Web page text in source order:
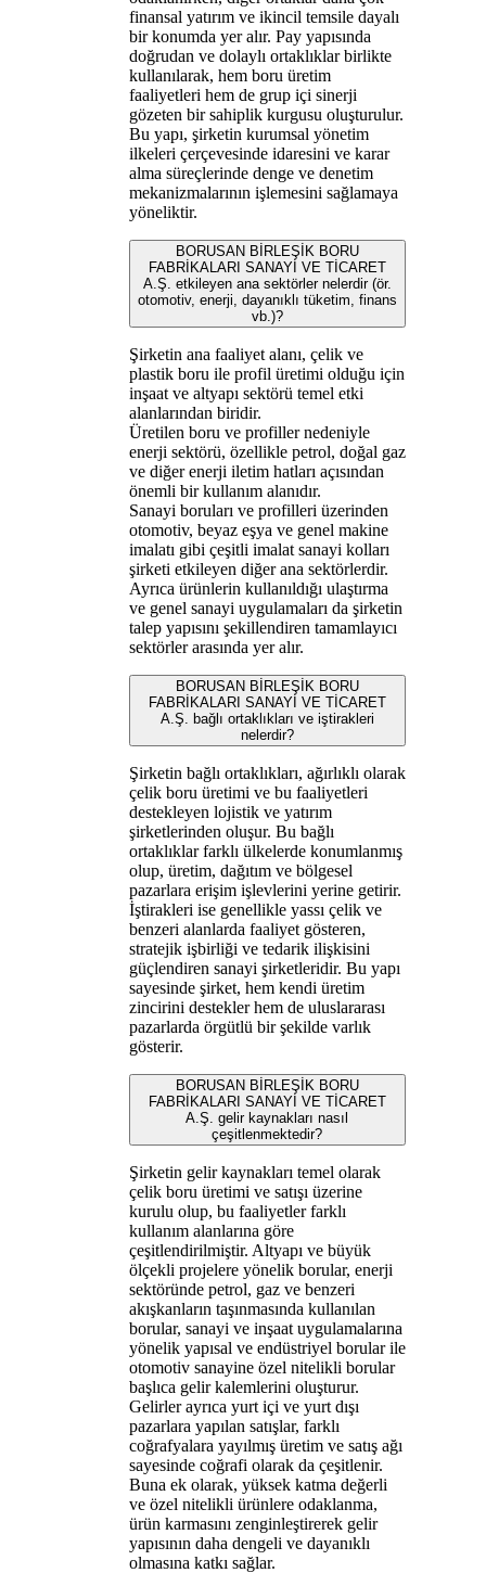
finansal yatırım ve ikincil temsile dayalı
bir konumda yer alır. Pay yapısında
doğrudan ve dolaylı ortaklıklar birlikte
kullanılarak, hem boru üretim
faaliyetleri hem de grup içi sinerji
gözeten bir sahiplik kurgusu oluşturulur.
Bu yapı, şirketin kurumsal yönetim
ilkeleri çerçevesinde idaresini ve karar
alma süreçlerinde denge ve denetim
mekanizmalarının işlemesini sağlamaya
yöneliktir.
BORUSAN BİRLEŞİK BORU
FABRİKALARI SANAYİ VE TİCARET
A.Ş. etkileyen ana sektörler nelerdir (ör.
otomotiv, enerji, dayanıklı tüketim, finans
vb.)?
Şirketin ana faaliyet alanı, çelik ve
plastik boru ile profil üretimi olduğu için
inşaat ve altyapı sektörü temel etki
alanlarından biridir.
Üretilen boru ve profiller nedeniyle
enerji sektörü, özellikle petrol, doğal gaz
ve diğer enerji iletim hatları açısından
önemli bir kullanım alanıdır.
Sanayi boruları ve profilleri üzerinden
otomotiv, beyaz eşya ve genel makine
imalatı gibi çeşitli imalat sanayi kolları
şirketi etkileyen diğer ana sektörlerdir.
Ayrıca ürünlerin kullanıldığı ulaştırma
ve genel sanayi uygulamaları da şirketin
talep yapısını şekillendiren tamamlayıcı
sektörler arasında yer alır.
BORUSAN BİRLEŞİK BORU
FABRİKALARI SANAYİ VE TİCARET
A.Ş. bağlı ortaklıkları ve iştirakleri
nelerdir?
Şirketin bağlı ortaklıkları, ağırlıklı olarak
çelik boru üretimi ve bu faaliyetleri
destekleyen lojistik ve yatırım
şirketlerinden oluşur. Bu bağlı
ortaklıklar farklı ülkelerde konumlanmış
olup, üretim, dağıtım ve bölgesel
pazarlara erişim işlevlerini yerine getirir.
İştirakleri ise genellikle yassı çelik ve
benzeri alanlarda faaliyet gösteren,
stratejik işbirliği ve tedarik ilişkisini
güçlendiren sanayi şirketleridir. Bu yapı
sayesinde şirket, hem kendi üretim
zincirini destekler hem de uluslararası
pazarlarda örgütlü bir şekilde varlık
gösterir.
BORUSAN BİRLEŞİK BORU
FABRİKALARI SANAYİ VE TİCARET
A.Ş. gelir kaynakları nasıl
çeşitlenmektedir?
Şirketin gelir kaynakları temel olarak
çelik boru üretimi ve satışı üzerine
kurulu olup, bu faaliyetler farklı
kullanım alanlarına göre
çeşitlendirilmiştir. Altyapı ve büyük
ölçekli projelere yönelik borular, enerji
sektöründe petrol, gaz ve benzeri
akışkanların taşınmasında kullanılan
borular, sanayi ve inşaat uygulamalarına
yönelik yapısal ve endüstriyel borular ile
otomotiv sanayine özel nitelikli borular
başlıca gelir kalemlerini oluşturur.
Gelirler ayrıca yurt içi ve yurt dışı
pazarlara yapılan satışlar, farklı
coğrafyalara yayılmış üretim ve satış ağı
sayesinde coğrafi olarak da çeşitlenir.
Buna ek olarak, yüksek katma değerli
ve özel nitelikli ürünlere odaklanma,
ürün karmasını zenginleştirerek gelir
yapısının daha dengeli ve dayanıklı
olmasına katkı sağlar.